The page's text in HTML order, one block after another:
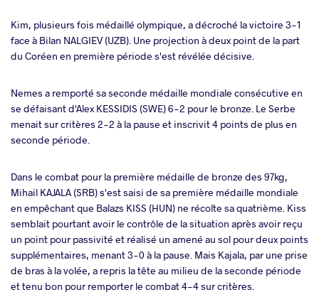
Kim, plusieurs fois médaillé olympique, a décroché la victoire 3-1
face à Bilan NALGIEV (UZB). Une projection à deux point de la part
du Coréen en première période s'est révélée décisive.
Nemes a remporté sa seconde médaille mondiale consécutive en
se défaisant d'Alex KESSIDIS (SWE) 6-2 pour le bronze. Le Serbe
menait sur critères 2-2 à la pause et inscrivit 4 points de plus en
seconde période.
Dans le combat pour la première médaille de bronze des 97kg,
Mihail KAJALA (SRB) s'est saisi de sa première médaille mondiale
en empêchant que Balazs KISS (HUN) ne récolte sa quatrième. Kiss
semblait pourtant avoir le contrôle de la situation après avoir reçu
un point pour passivité et réalisé un amené au sol pour deux points
supplémentaires, menant 3-0 à la pause. Mais Kajala, par une prise
de bras à la volée, a repris la tête au milieu de la seconde période
et tenu bon pour remporter le combat 4-4 sur critères.